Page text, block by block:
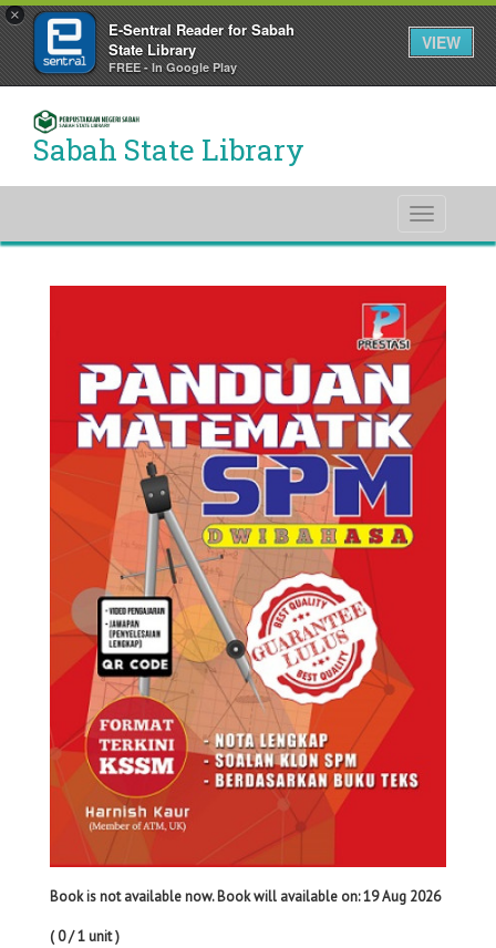
×
E-Sentral Reader for Sabah
State Library
FREE - In Google Play
VIEW
Sabah State Library
Toggle
Book is not available now. Book will available on: 19 Aug 2026
( 0 / 1 unit )